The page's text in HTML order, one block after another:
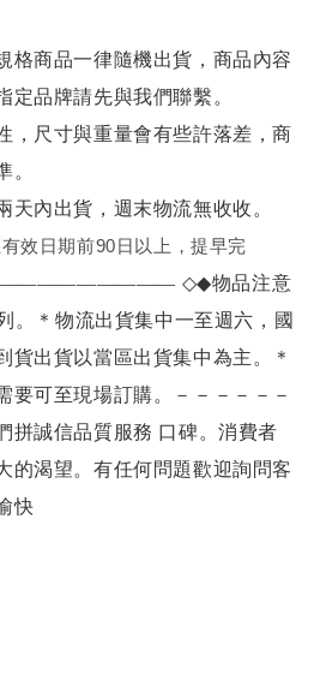
格商品一律隨機出貨，商品內容
定品牌請先與我們聯繫。
，尺寸與重量會有些許落差，商
。
天內出貨，週末物流無收收。
效日期前90日以上，提早完
◇◆物品注意
。
＊物流出貨集中一至週六，國
貨出貨以當區出貨集中為主。
＊
要可至現場訂購。
－－－－－－
拼誠信品質服務 口碑。消費者
的渴望。有任何問題歡迎詢問客
快